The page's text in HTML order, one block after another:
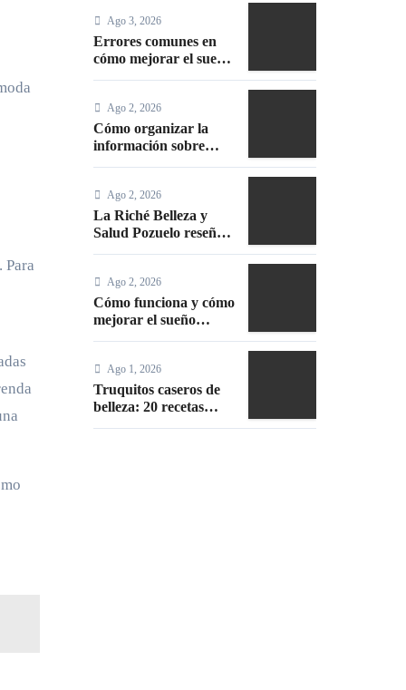
Para
Ago 3, 2026
Errores comunes en
cómo mejorar el sueño
Ago 2, 2026
Cómo organizar la
información sobre
un maquillaje mate sin
efecto graso
Ago 2, 2026
La Riché Belleza y
Salud Pozuelo reseñas:
Ago 2, 2026
Cómo funciona y cómo
mejorar el sueño
Ago 1, 2026
Truquitos caseros de
belleza: 20 recetas